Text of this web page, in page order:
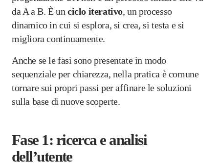
da A a B. È un ciclo iterativo, un processo
dinamico in cui si esplora, si crea, si testa e si
migliora continuamente.
Anche se le fasi sono presentate in modo
sequenziale per chiarezza, nella pratica è comune
tornare sui propri passi per affinare le soluzioni
sulla base di nuove scoperte.
Fase 1: ricerca e analisi
dell’utente